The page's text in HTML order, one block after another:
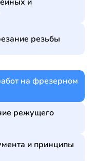
резьбы
на фрезерном
режущего
и принципы